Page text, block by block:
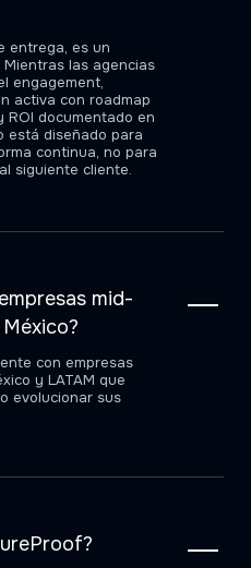
entrega, es un
las agencias
engagement,
activa con roadmap
documentado en
está diseñado para
continua, no para
siguiente cliente.
mid-
con empresas
y LATAM que
evolucionar sus